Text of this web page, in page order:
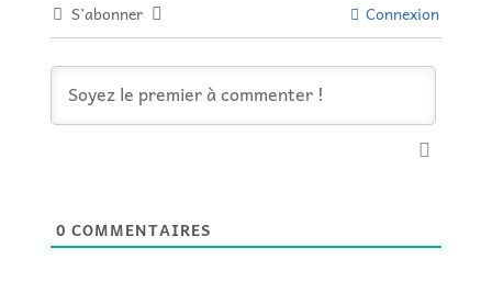
S’abonner Connexion
0 COMMENTAIRES